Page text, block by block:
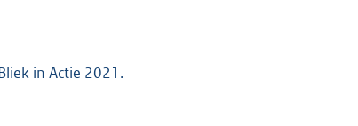
in Actie 2021.